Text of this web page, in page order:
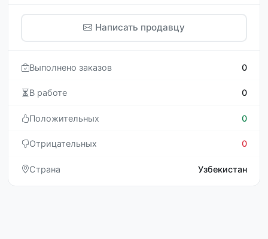
Написать продавцу
Выполнено заказов 0
В работе 0
Положительных 0
Отрицательных 0
Страна Узбекистан